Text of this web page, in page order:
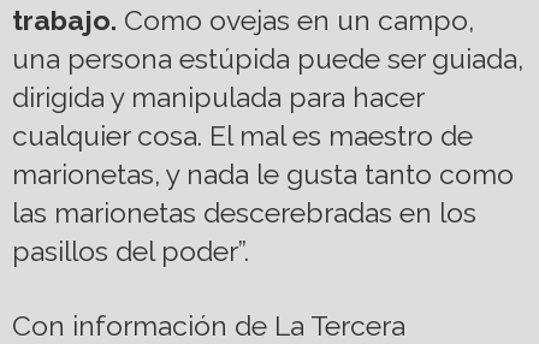
trabajo. Como ovejas en un campo,
una persona estúpida puede ser guiada,
dirigida y manipulada para hacer
cualquier cosa. El mal es maestro de
marionetas, y nada le gusta tanto como
las marionetas descerebradas en los
pasillos del poder”.
Con información de La Tercera